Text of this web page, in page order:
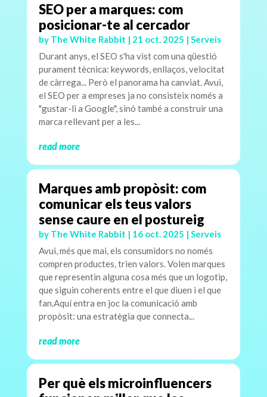
SEO per a marques: com
posicionar-te al cercador
by The White Rabbit | 21 oct. 2025 | Serveis
Durant anys, el SEO s'ha vist com una qüestió
purament tècnica: keywords, enllaços, velocitat
de càrrega... Però el panorama ha canviat. Avui,
el SEO per a empreses ja no consisteix només a
"gustar-li a Google", sinó també a construir una
marca rellevant per a les...
read more
Marques amb propòsit: com
comunicar els teus valors
sense caure en el postureig
by The White Rabbit | 16 oct. 2025 | Serveis
Avui, més que mai, els consumidors no només
compren productes, trien valors. Volen marques
que representin alguna cosa més que un logotip,
que siguin coherents entre el que diuen i el que
fan.Aquí entra en joc la comunicació amb
propòsit: una estratègia que connecta...
read more
Per què els microinfluencers